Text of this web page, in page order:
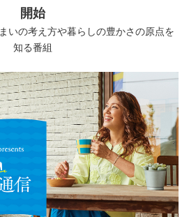
開始
いの考え方や暮らしの豊かさの原点を
知る番組